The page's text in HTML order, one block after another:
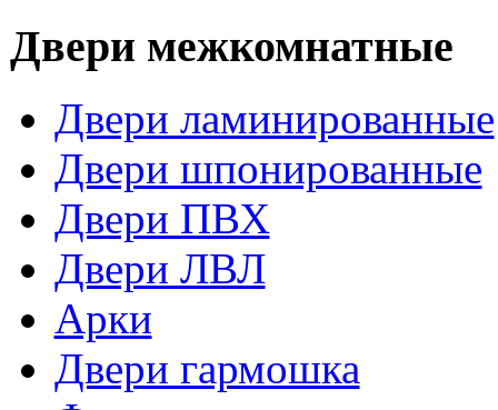
Двери межкомнатные
Двери ламинированные
Двери шпонированные
Двери ПВХ
Двери ЛВЛ
Арки
Двери гармошка